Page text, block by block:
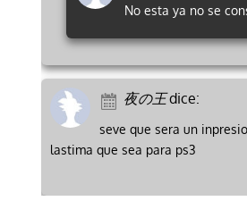
No esta ya no se
夜の王dice:
seve que sera un
lastima que sea para ps3